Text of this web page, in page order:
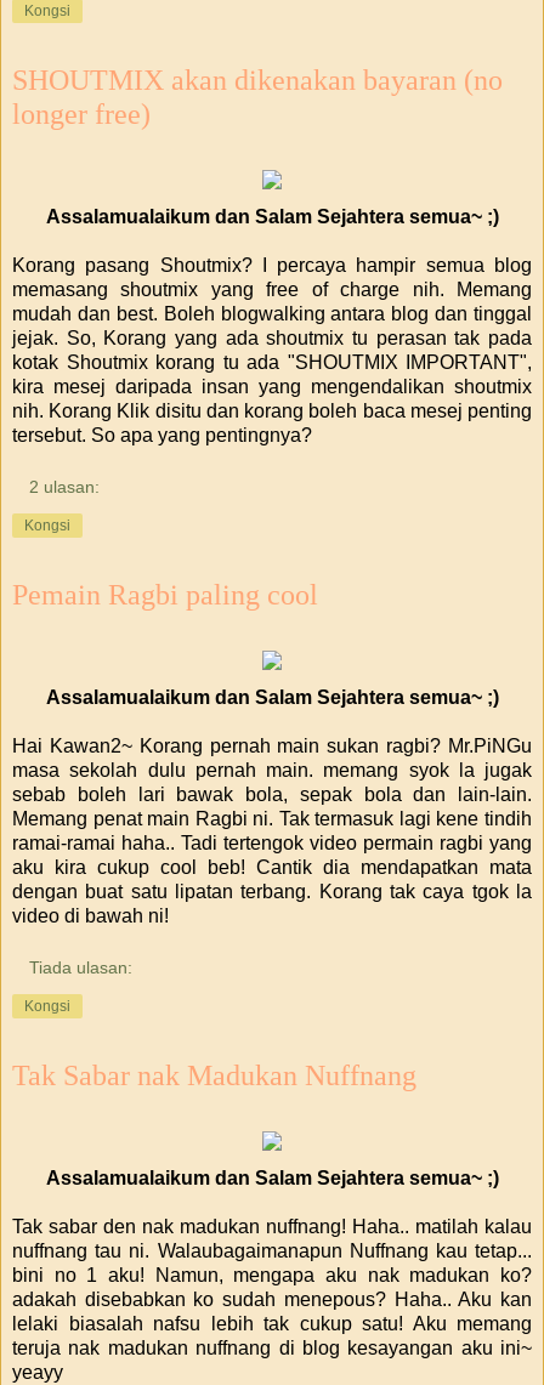
Kongsi
SHOUTMIX akan dikenakan bayaran (no
longer free)
Assalamualaikum dan Salam Sejahtera semua~ ;)
Korang pasang Shoutmix? I percaya hampir semua blog
memasang shoutmix yang free of charge nih. Memang
mudah dan best. Boleh blogwalking antara blog dan tinggal
jejak. So, Korang yang ada shoutmix tu perasan tak pada
kotak Shoutmix korang tu ada "SHOUTMIX IMPORTANT",
kira mesej daripada insan yang mengendalikan shoutmix
nih. Korang Klik disitu dan korang boleh baca mesej penting
tersebut. So apa yang pentingnya?
2 ulasan:
Kongsi
Pemain Ragbi paling cool
Assalamualaikum dan Salam Sejahtera semua~ ;)
Hai Kawan2~ Korang pernah main sukan ragbi? Mr.PiNGu
masa sekolah dulu pernah main. memang syok la jugak
sebab boleh lari bawak bola, sepak bola dan lain-lain.
Memang penat main Ragbi ni. Tak termasuk lagi kene tindih
ramai-ramai haha.. Tadi tertengok video permain ragbi yang
aku kira cukup cool beb! Cantik dia mendapatkan mata
dengan buat satu lipatan terbang. Korang tak caya tgok la
video di bawah ni!
Tiada ulasan:
Kongsi
Tak Sabar nak Madukan Nuffnang
Assalamualaikum dan Salam Sejahtera semua~ ;)
Tak sabar den nak madukan nuffnang! Haha.. matilah kalau
nuffnang tau ni. Walaubagaimanapun Nuffnang kau tetap...
bini no 1 aku! Namun, mengapa aku nak madukan ko?
adakah disebabkan ko sudah menepous? Haha.. Aku kan
lelaki biasalah nafsu lebih tak cukup satu! Aku memang
teruja nak madukan nuffnang di blog kesayangan aku ini~
yeayy